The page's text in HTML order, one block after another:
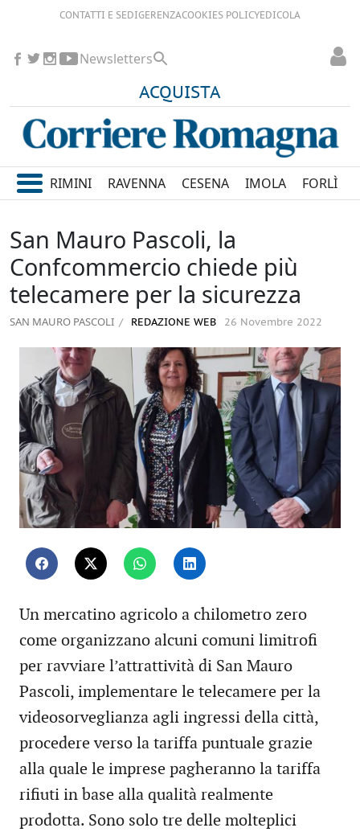
CONTATTI E SEDIGERENZACOOKIES POLICYEDICOLA
ACQUISTA
Newsletters
RIMINI RAVENNA CESENA IMOLA FORLÌ
San Mauro Pascoli, la
Confcommercio chiede più
telecamere per la sicurezza
SAN MAURO PASCOLI REDAZIONE WEB 26 Novembre 2022
Un mercatino agricolo a chilometro zero
come organizzano alcuni comuni limitrofi
per ravviare l’attrattività di San Mauro
Pascoli, implementare le telecamere per la
videosorveglianza agli ingressi della città,
procedere verso la tariffa puntuale grazie
alla quale le imprese pagheranno la tariffa
rifiuti in base alla qualità realmente
prodotta. Sono solo tre delle molteplici